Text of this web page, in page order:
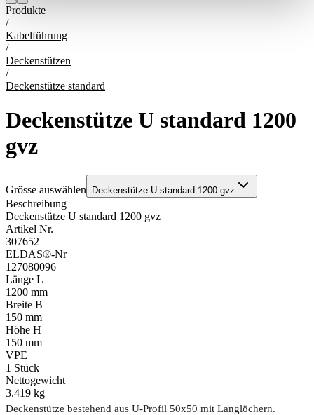
Produkte
/
Kabelführung
/
Deckenstützen
/
Deckenstütze standard
Deckenstütze U standard 1200
gvz
Grösse auswählen Deckenstütze U standard 1200 gvz
Beschreibung
Deckenstütze U standard 1200 gvz
Artikel Nr.
307652
ELDAS®-Nr
127080096
Länge L
1200 mm
Breite B
150 mm
Höhe H
150 mm
VPE
1 Stück
Nettogewicht
3.419 kg
Deckenstütze bestehend aus U-Profil 50x50 mit Langlöchern.